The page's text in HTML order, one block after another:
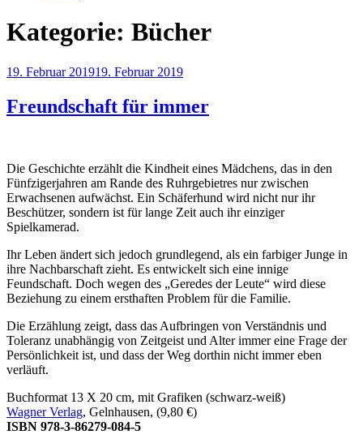
Kategorie: Bücher
Veröffentlicht
19. Februar 201919. Februar 2019
Freundschaft für immer
Die Geschichte erzählt die Kindheit eines Mädchens, das in den
Fünfzigerjahren am Rande des Ruhrgebietres nur zwischen
Erwachsenen aufwächst. Ein Schäferhund wird nicht nur ihr
Beschützer, sondern ist für lange Zeit auch ihr einziger
Spielkamerad.
Ihr Leben ändert sich jedoch grundlegend, als ein farbiger Junge in
ihre Nachbarschaft zieht. Es entwickelt sich eine innige
Feundschaft. Doch wegen des „Geredes der Leute“ wird diese
Beziehung zu einem ersthaften Problem für die Familie.
Die Erzählung zeigt, dass das Aufbringen von Verständnis und
Toleranz unabhängig von Zeitgeist und Alter immer eine Frage der
Persönlichkeit ist, und dass der Weg dorthin nicht immer eben
verläuft.
Buchformat 13 X 20 cm, mit Grafiken (schwarz-weiß)
Wagner Verlag, Gelnhausen, (9,80 €)
ISBN 978-3-86279-084-5